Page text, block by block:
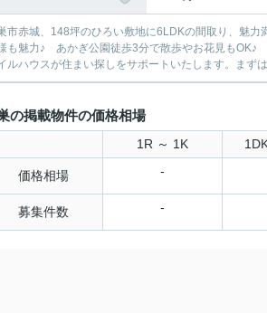
市赤城、148坪のひろい敷地に6LDKの間取り、魅
も魅力♪ あかぎ公園徒歩3分で散歩やお花見もOK♪
ルハウスが住まい探しをサポートいたします。まず
の掲載物件の価格相場
1R ～ 1K
価格相場 -
募集件数 -